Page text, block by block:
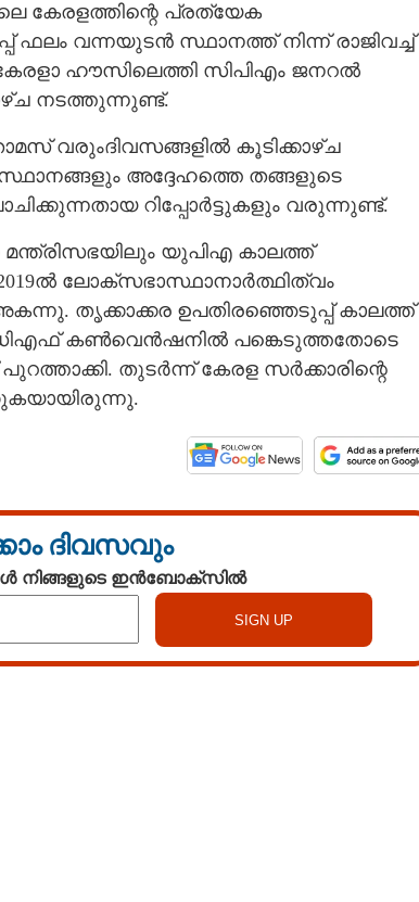
കേരളത്തിന്റെ പ്രത്യേക
ഫലം വന്നയുടൻ സ്ഥാനത്ത് നിന്ന് രാജിവച്ച്
ഹൗസിലെത്തി സിപിഎം ജനറൽ
നടത്തുന്നുണ്ട്.
വരുംദിവസങ്ങളിൽ കൂടിക്കാഴ്‌ച
അദ്ദേഹത്തെ തങ്ങളുടെ
റിപ്പോർട്ടുകളും വരുന്നുണ്ട്.
യുപിഎ കാലത്ത്
ലോക്‌സഭാസ്ഥാനാർത്ഥിത്വം
തൃക്കാക്കര ഉപതിരഞ്ഞെടുപ്പ് കാലത്ത്
കൺവെൻഷനിൽ പങ്കെടുത്തതോടെ
തുടർന്ന് കേരള സർക്കാരിന്റെ
ദിവസവും
നിങ്ങളുടെ ഇൻബോക്സിൽ